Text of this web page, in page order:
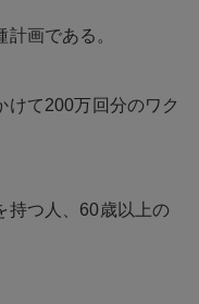
画である。
けて200万回分のワク
持つ人、60歳以上の